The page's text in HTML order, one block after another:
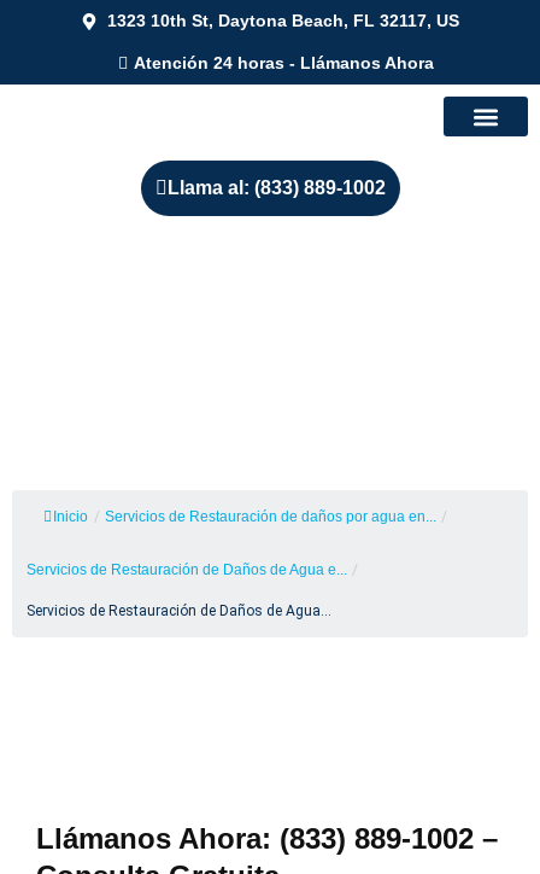
1323 10th St, Daytona Beach, FL 32117, US
Atención 24 horas - Llámanos Ahora
Llama al: (833) 889-1002
Inicio / Servicios de Restauración de daños por agua en... /
Servicios de Restauración de Daños de Agua e... /
Servicios de Restauración de Daños de Agua...
Llámanos Ahora: (833) 889-1002 –